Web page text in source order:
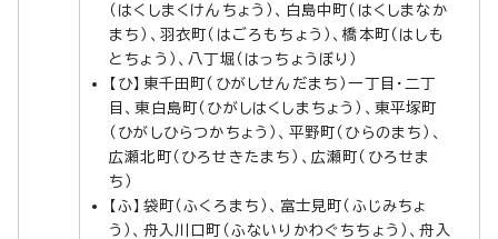
（はくしまくけんちょう）、白島中町（はくしまなか
まち）、羽衣町（はごろもちょう）、橋本町（はしも
とちょう）、八丁堀（はっちょうぼり）
【ひ】東千田町（ひがしせんだまち）一丁目・二丁
目、東白島町（ひがしはくしまちょう）、東平塚町
（ひがしひらつかちょう）、平野町（ひらのまち）、
広瀬北町（ひろせきたまち）、広瀬町（ひろせま
ち）
【ふ】袋町（ふくろまち）、富士見町（ふじみちょ
う）、舟入川口町（ふないりかわぐちちょう）、舟入